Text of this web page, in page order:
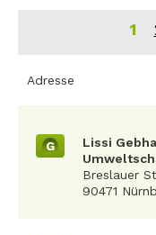
1
Adresse
G
Lissi
Breslauer
90471